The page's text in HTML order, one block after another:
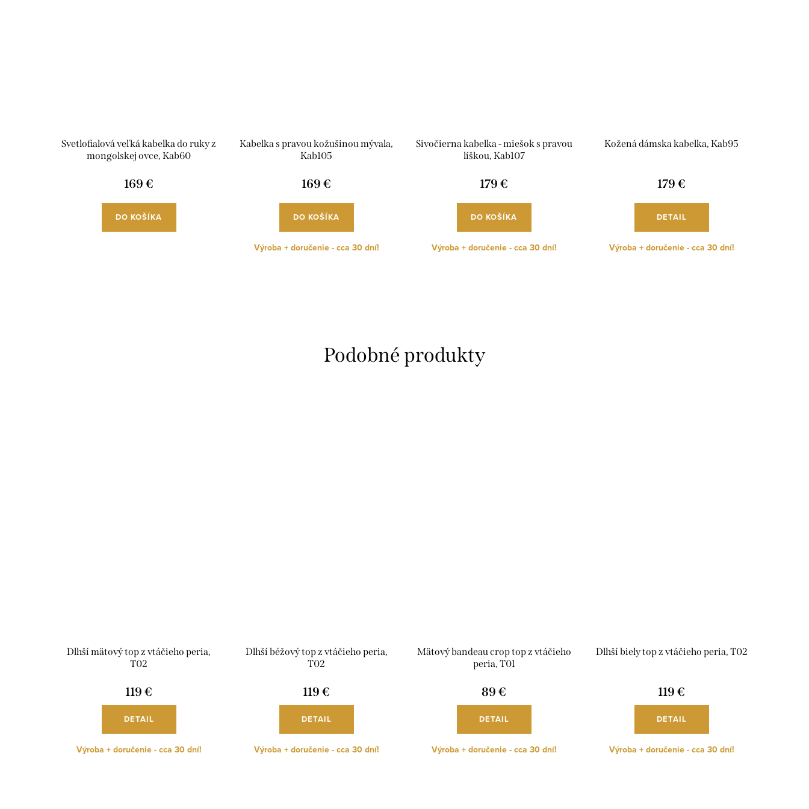
Svetlofialová veľká kabelka do ruky z
mongolskej ovce, Kab60
169 €
DO KOŠÍKA
Kabelka s pravou kožušinou mývala,
Kab105
169 €
DO KOŠÍKA
Výroba + doručenie - cca 30 dní!
Sivočierna kabelka - miešok s pravou
líškou, Kab107
179 €
DO KOŠÍKA
Výroba + doručenie - cca 30 dní!
Kožená dámska kabelka, Kab95
179 €
DETAIL
Výroba + doručenie - cca 30 dní!
Dlhší mätový top z vtáčieho peria,
T02
119 €
DETAIL
Výroba + doručenie - cca 30 dní!
Dlhší béžový top z vtáčieho peria,
T02
119 €
DETAIL
Výroba + doručenie - cca 30 dní!
Mätový bandeau crop top z vtáčieho
peria, T01
89 €
DETAIL
Výroba + doručenie - cca 30 dní!
Dlhší biely top z vtáčieho peria, T02
119 €
DETAIL
Výroba + doručenie - cca 30 dní!